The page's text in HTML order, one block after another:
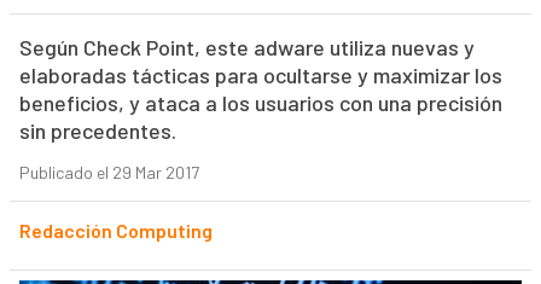
Según Check Point, este adware utiliza nuevas y
elaboradas tácticas para ocultarse y maximizar los
beneficios, y ataca a los usuarios con una precisión
sin precedentes.
Publicado el 29 Mar 2017
Redacción Computing